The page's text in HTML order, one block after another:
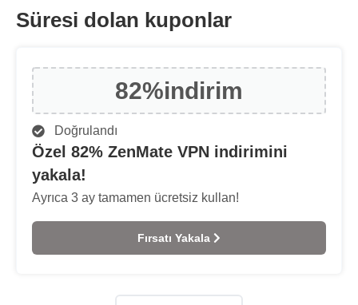
Süresi dolan kuponlar
82%i̇ndirim
Doğrulandı
Özel 82% ZenMate VPN indirimini
yakala!
Ayrıca 3 ay tamamen ücretsiz kullan!
Fırsatı Yakala